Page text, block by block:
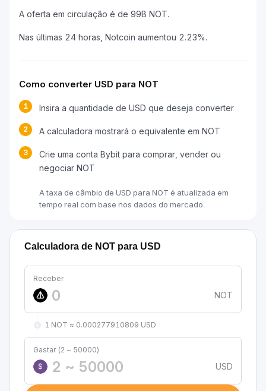
A oferta em circulação é de 99B NOT.
Nas últimas 24 horas, Notcoin aumentou 2.23%.
Como converter USD para NOT
1 Insira a quantidade de USD que deseja converter
2 A calculadora mostrará o equivalente em NOT
3
Crie uma conta Bybit para comprar, vender ou
negociar NOT
A taxa de câmbio de USD para NOT é atualizada em
tempo real com base nos dados do mercado.
Calculadora de NOT para USD
Receber
NOT
1 NOT ≈ 0.000277910809 USD
Gastar (2 ~ 50000)
$
USD